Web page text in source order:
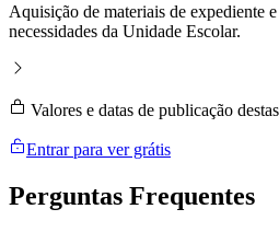
Aquisição de materiais de expediente
necessidades da Unidade Escolar.
Valores e datas de publicação
Entrar para ver grátis
Perguntas Frequentes